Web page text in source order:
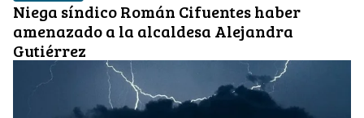
Niega síndico Román Cifuentes haber
amenazado a la alcaldesa Alejandra
Gutiérrez